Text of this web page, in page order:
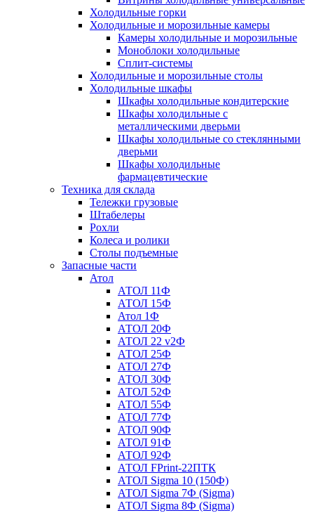
Холодильные горки
Холодильные и морозильные камеры
Камеры холодильные и морозильные
Моноблоки холодильные
Сплит-системы
Холодильные и морозильные столы
Холодильные шкафы
Шкафы холодильные кондитерские
Шкафы холодильные с
металлическими дверьми
Шкафы холодильные со стеклянными
дверьми
Шкафы холодильные
фармацевтические
Техника для склада
Тележки грузовые
Штабелеры
Рохли
Колеса и ролики
Столы подъемные
Запасные части
Атол
АТОЛ 11Ф
АТОЛ 15Ф
Атол 1Ф
АТОЛ 20Ф
АТОЛ 22 v2Ф
АТОЛ 25Ф
АТОЛ 27Ф
АТОЛ 30Ф
АТОЛ 52Ф
АТОЛ 55Ф
АТОЛ 77Ф
АТОЛ 90Ф
АТОЛ 91Ф
АТОЛ 92Ф
АТОЛ FPrint-22ПТК
АТОЛ Sigma 10 (150Ф)
АТОЛ Sigma 7Ф (Sigma)
АТОЛ Sigma 8Ф (Sigma)